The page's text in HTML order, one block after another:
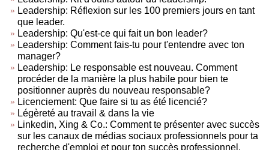
Leadership: Réflexion sur les 100 premiers jours en tant
que leader.
Leadership: Qu'est-ce qui fait un bon leader?
Leadership: Comment fais-tu pour t'entendre avec ton
manager?
Leadership: Le responsable est nouveau. Comment
procéder de la manière la plus habile pour bien te
positionner auprès du nouveau responsable?
Licenciement: Que faire si tu as été licencié?
Légèreté au travail & dans la vie
Linkedin, Xing & Co.: Comment te présenter avec succès
sur les canaux de médias sociaux professionnels pour ta
recherche d'emploi et pour ton succès professionnel.